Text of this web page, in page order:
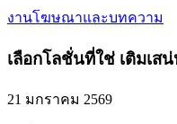
งานโฆษณาและบทความ
เลือกโลชั่นที่ใช่ เติมเ
21 มกราคม 2569